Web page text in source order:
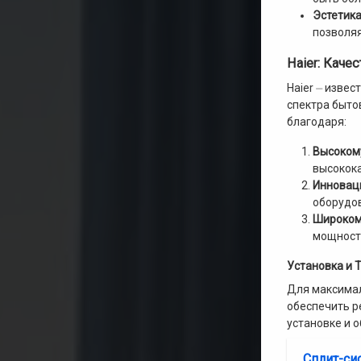
Haier:
Haier ⏤
спектра
благодаря:
Установка и
Для
обеспечить
установке и